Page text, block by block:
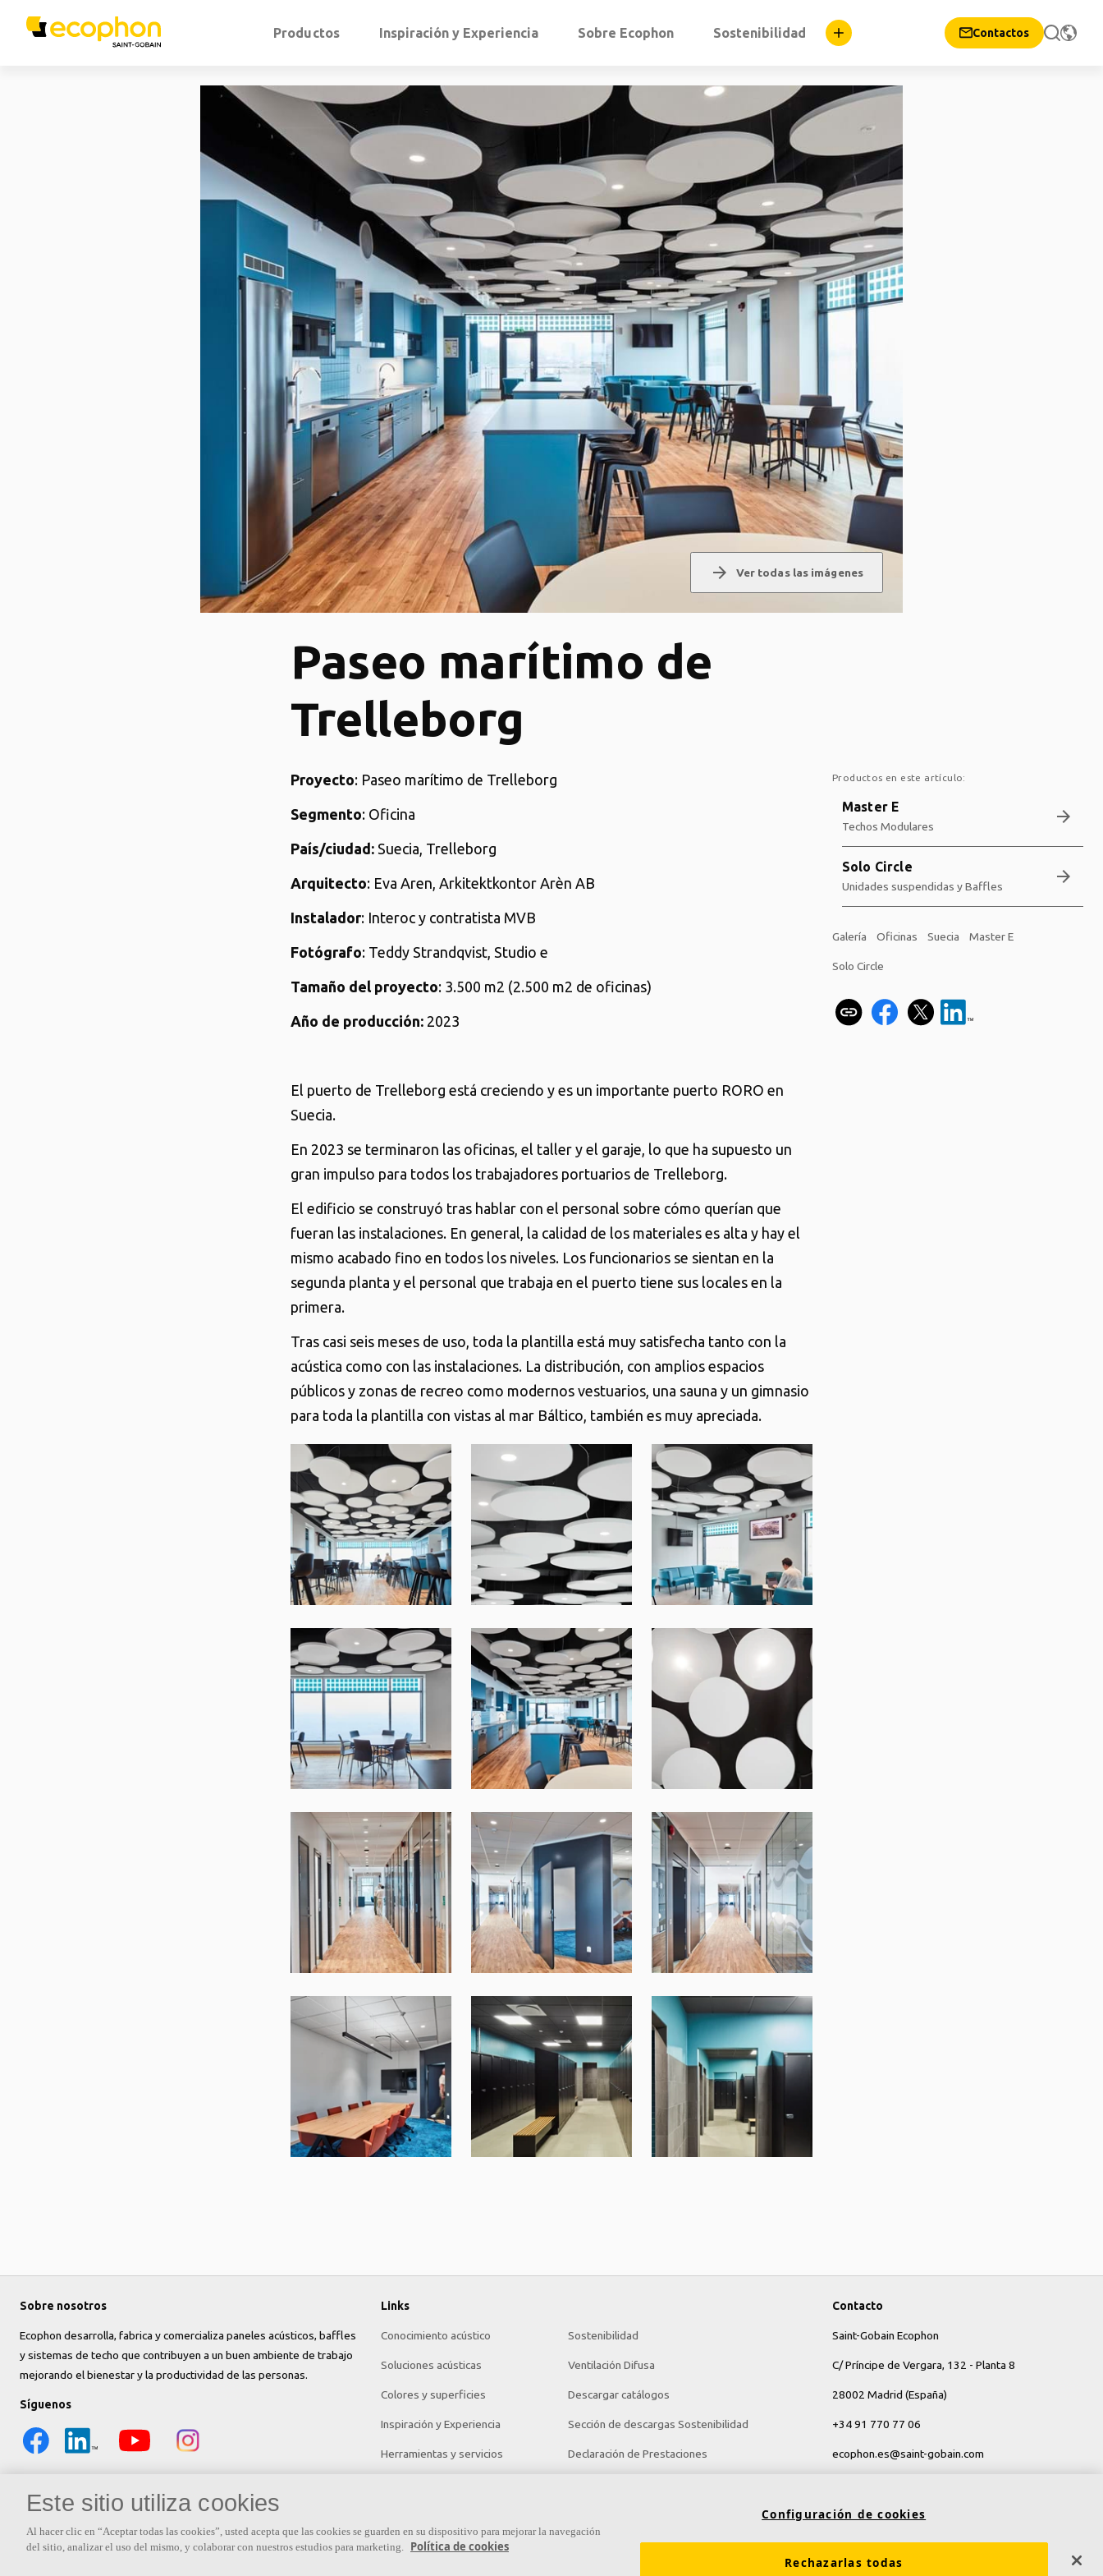
Productos Inspiración y Experiencia Sobre Ecophon Sostenibilidad Contactos
arrow_forward Ver todas las imágenes
Paseo marítimo de
Trelleborg
Proyecto: Paseo marítimo de Trelleborg
Segmento: Oficina
País/ciudad: Suecia, Trelleborg
Arquitecto: Eva Aren, Arkitektkontor Arèn AB
Instalador: Interoc y contratista MVB
Fotógrafo: Teddy Strandqvist, Studio e
Tamaño del proyecto: 3.500 m2 (2.500 m2 de oficinas)
Año de producción: 2023
El puerto de Trelleborg está creciendo y es un importante puerto RORO en
Suecia.
En 2023 se terminaron las oficinas, el taller y el garaje, lo que ha supuesto un
gran impulso para todos los trabajadores portuarios de Trelleborg.
El edificio se construyó tras hablar con el personal sobre cómo querían que
fueran las instalaciones. En general, la calidad de los materiales es alta y hay el
mismo acabado fino en todos los niveles. Los funcionarios se sientan en la
segunda planta y el personal que trabaja en el puerto tiene sus locales en la
primera.
Tras casi seis meses de uso, toda la plantilla está muy satisfecha tanto con la
acústica como con las instalaciones. La distribución, con amplios espacios
públicos y zonas de recreo como modernos vestuarios, una sauna y un gimnasio
para toda la plantilla con vistas al mar Báltico, también es muy apreciada.
Productos en este artículo:
Master E
Techos Modulares arrow_forward
Solo Circle
Unidades suspendidas y Baffles arrow_forward
Galería Oficinas Suecia Master E
Solo Circle
Sobre nosotros
Ecophon desarrolla, fabrica y comercializa paneles acústicos, baffles
y sistemas de techo que contribuyen a un buen ambiente de trabajo
mejorando el bienestar y la productividad de las personas.
Síguenos
Links
Conocimiento acústico
Soluciones acústicas
Colores y superficies
Inspiración y Experiencia
Herramientas y servicios
Sostenibilidad
Ventilación Difusa
Descargar catálogos
Sección de descargas Sostenibilidad
Declaración de Prestaciones
Contacto
Saint-Gobain Ecophon
C/ Príncipe de Vergara, 132 - Planta 8
28002 Madrid (España)
+34 91 770 77 06
ecophon.es@saint-gobain.com
Este sitio utiliza cookies
Al hacer clic en “Aceptar todas las cookies”, usted acepta que las cookies se guarden en su dispositivo para mejorar la navegación
del sitio, analizar el uso del mismo, y colaborar con nuestros estudios para marketing. Política de cookies
Configuración de cookies
Rechazarlas todas